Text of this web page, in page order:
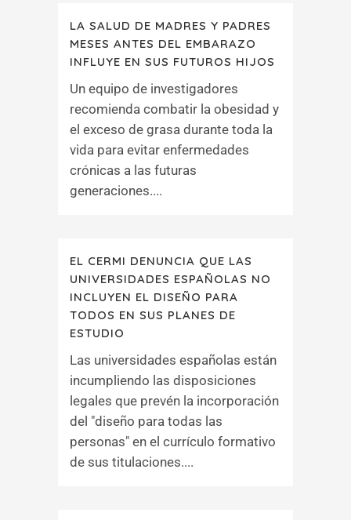
LA SALUD DE MADRES Y PADRES
MESES ANTES DEL EMBARAZO
INFLUYE EN SUS FUTUROS HIJOS
Un equipo de investigadores
recomienda combatir la obesidad y
el exceso de grasa durante toda la
vida para evitar enfermedades
crónicas a las futuras
generaciones....
EL CERMI DENUNCIA QUE LAS
UNIVERSIDADES ESPAÑOLAS NO
INCLUYEN EL DISEÑO PARA
TODOS EN SUS PLANES DE
ESTUDIO
Las universidades españolas están
incumpliendo las disposiciones
legales que prevén la incorporación
del "diseño para todas las
personas" en el currículo formativo
de sus titulaciones....